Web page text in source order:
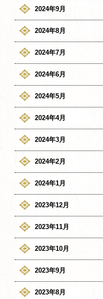
2024年9月
2024年8月
2024年7月
2024年6月
2024年5月
2024年4月
2024年3月
2024年2月
2024年1月
2023年12月
2023年11月
2023年10月
2023年9月
2023年8月